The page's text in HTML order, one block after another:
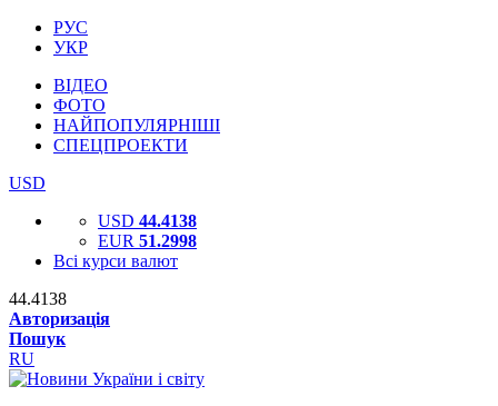
РУС
УКР
ВІДЕО
ФОТО
НАЙПОПУЛЯРНІШІ
СПЕЦПРОЕКТИ
USD
USD 44.4138
EUR 51.2998
Всі курси валют
44.4138
Авторизація
Пошук
RU